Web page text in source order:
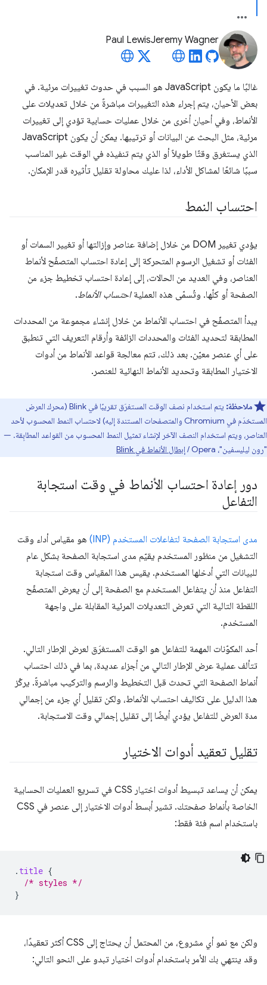
Jeremy Wagner
Paul Lewis
غالبًا ما يكون JavaScript هو السبب في حدوث تغييرات مرئية. في
بعض الأحيان، يتم إجراء هذه التغييرات مباشرةً من خلال تعديلات على
الأنماط، وفي أحيان أخرى من خلال عمليات حسابية تؤدي إلى تغييرات
مرئية، مثل البحث عن البيانات أو ترتيبها. يمكن أن يكون JavaScript
الذي يستغرق وقتًا طويلاً أو الذي يتم تنفيذه في الوقت غير المناسب
سببًا شائعًا لمشاكل الأداء، لذا عليك محاولة تقليل تأثيره قدر الإمكان.
احتساب النمط
يؤدي تغيير DOM من خلال إضافة عناصر وإزالتها أو تغيير السمات أو
الفئات أو تشغيل الرسوم المتحركة إلى إعادة احتساب المتصفّح لأنماط
العناصر، وفي العديد من الحالات، إلى إعادة احتساب تخطيط جزء من
الصفحة أو كلّها. وتُسمّى هذه العمليةاحتساب الأنماط.
يبدأ المتصفّح في احتساب الأنماط من خلال إنشاء مجموعة من المحددات
المطابقة لتحديد الفئات والمحددات الزائفة وأرقام التعريف التي تنطبق
على أي عنصر معيّن. بعد ذلك، تتم معالجة قواعد الأنماط من أدوات
الاختيار المطابقة وتحديد الأنماط النهائية للعنصر.
ملاحظة:
يتم استخدام نصف الوقت المستغرَق تقريبًا في Blink (محرك العرض
المستخدَم في Chromium والمتصفحات المستندة إليه) لاحتساب النمط المحسوب لأحد
العناصر، ويتم استخدام النصف الآخر لإنشاء تمثيل النمط المحسوب من القواعد المطابِقة. —
"رون ليليسفين"، Opera /
إبطال الأنماط في Blink
دور إعادة احتساب الأنماط في وقت استجابة
التفاعل
مدى استجابة الصفحة لتفاعلات المستخدم (INP)
هو مقياس أداء وقت
التشغيل من منظور المستخدم يقيّم مدى استجابة الصفحة بشكل عام
للبيانات التي أدخلها المستخدم. يقيس هذا المقياس وقت استجابة
التفاعل منذ أن يتفاعل المستخدم مع الصفحة إلى أن يعرض المتصفّح
اللقطة التالية التي تعرض التعديلات المرئية المقابلة على واجهة
المستخدم.
أحد المكوّنات المهمة للتفاعل هو الوقت المستغرَق لعرض الإطار التالي.
تتألف عملية عرض الإطار التالي من أجزاء عديدة، بما في ذلك احتساب
أنماط الصفحة التي تحدث قبل التخطيط والرسم والتركيب مباشرةً. يركّز
هذا الدليل على تكاليف احتساب الأنماط، ولكن تقليل أي جزء من إجمالي
مدة العرض للتفاعل يؤدي أيضًا إلى تقليل إجمالي وقت الاستجابة.
تقليل تعقيد أدوات الاختيار
يمكن أن يساعد تبسيط أدوات اختيار CSS في تسريع العمليات الحسابية
الخاصة بأنماط صفحتك. تشير أبسط أدوات الاختيار إلى عنصر في CSS
باستخدام اسم فئة فقط:
. title {
/* styles */
}
ولكن مع نمو أي مشروع، من المحتمل أن يحتاج إلى CSS أكثر تعقيدًا،
وقد ينتهي بك الأمر باستخدام أدوات اختيار تبدو على النحو التالي: